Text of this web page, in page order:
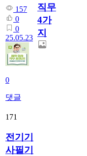
157
0
0
25.05.23
0
댓글
직무
4가
지
171
전기기
사필기